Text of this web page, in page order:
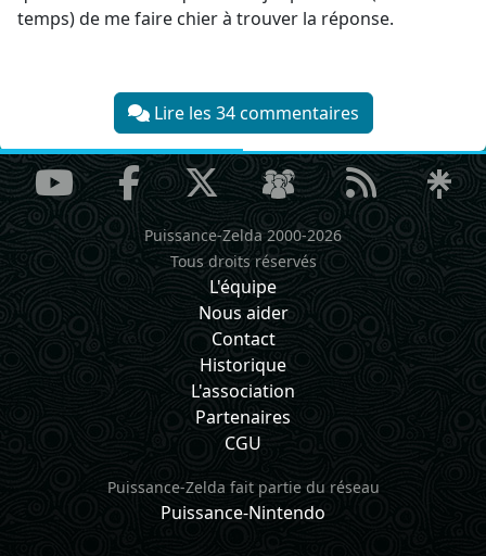
temps) de me faire chier à trouver la réponse.
Lire les 34 commentaires
Puissance-Zelda 2000-2026
Tous droits réservés
L'équipe
Nous aider
Contact
Historique
L'association
Partenaires
CGU
Puissance-Zelda fait partie du réseau
Puissance-Nintendo